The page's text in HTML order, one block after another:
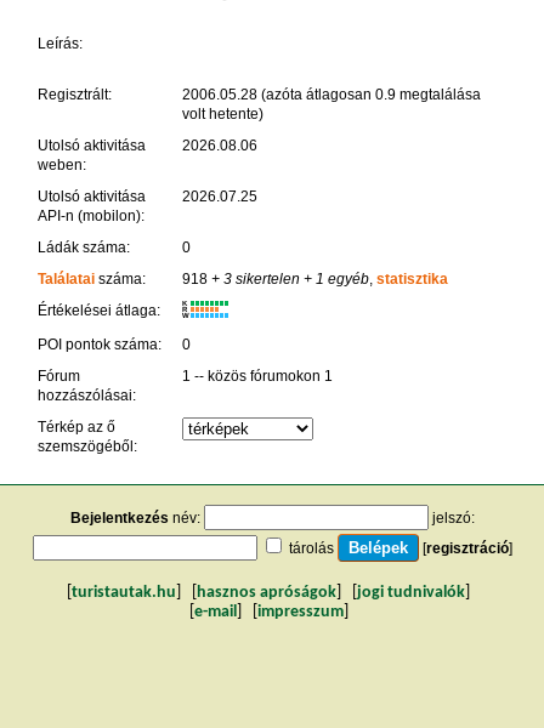
Leírás:
Regisztrált:
2006.05.28 (azóta átlagosan 0.9 megtalálása
volt hetente)
Utolsó aktivitása
weben:
2026.08.06
Utolsó aktivitása
API-n (mobilon):
2026.07.25
Ládák száma:
0
Találataiszáma: 918+ 3 sikertelen + 1 egyéb, statisztika
Értékelései átlaga:
K
R
W
POI pontok száma:
0
Fórum
hozzászólásai:
1 -- közös fórumokon 1
Térkép az ő
szemszögéből:
Bejelentkezés név:
jelszó:
tárolás
[regisztráció]
turistautak.hu hasznos apróságok jogi tudnivalók
e-mail impresszum]